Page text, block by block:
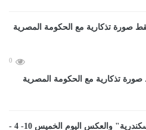
0
صورة تذكارية مع الحكومة المصرية